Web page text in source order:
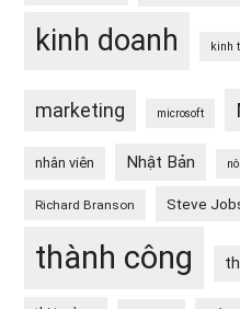
kinh doanh kinh
marketing microsoft
nhân viên Nhật Bản
Richard Branson Steve
thành công